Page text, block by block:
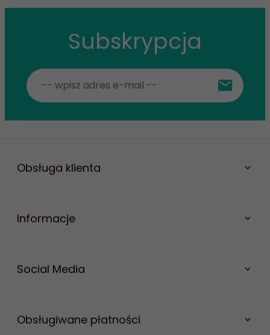
Subskrypcja
Obsługa klienta
Informacje
Social Media
Youtube
Obsługiwane płatności